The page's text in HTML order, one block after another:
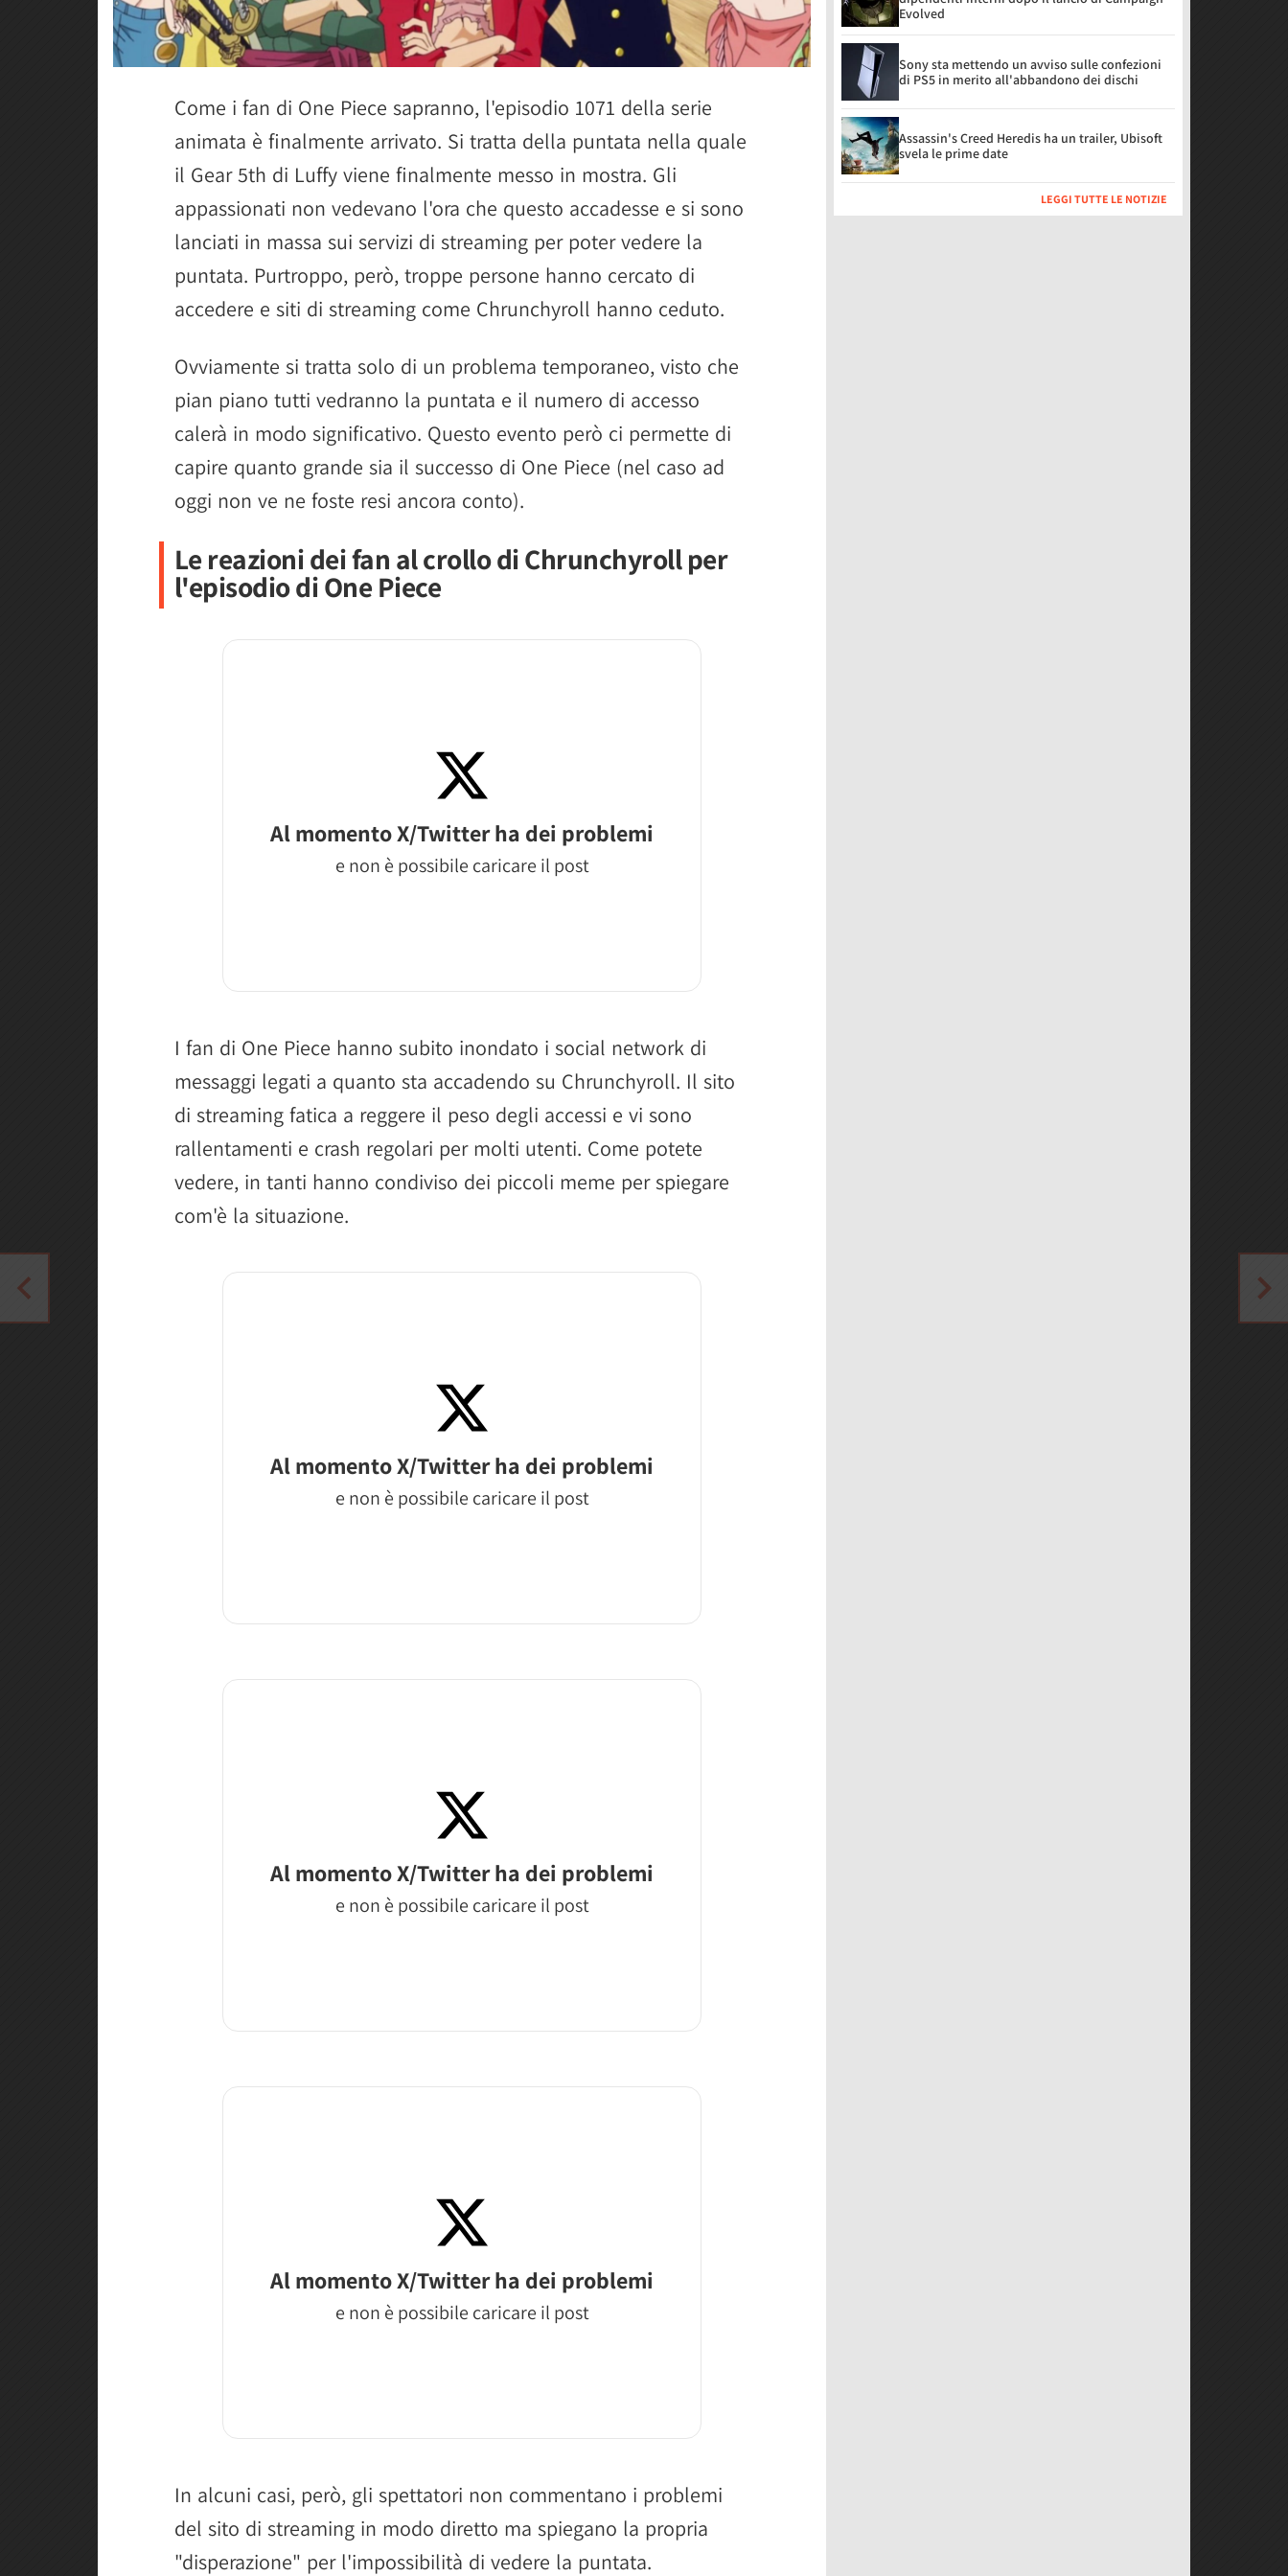
Come i fan di One Piece sapranno, l'episodio 1071 della serie
animata è finalmente arrivato. Si tratta della puntata nella quale
il Gear 5th di Luffy viene finalmente messo in mostra. Gli
appassionati non vedevano l'ora che questo accadesse e si sono
lanciati in massa sui servizi di streaming per poter vedere la
puntata. Purtroppo, però, troppe persone hanno cercato di
accedere e siti di streaming come Chrunchyroll hanno ceduto.
Ovviamente si tratta solo di un problema temporaneo, visto che
pian piano tutti vedranno la puntata e il numero di accesso
calerà in modo significativo. Questo evento però ci permette di
capire quanto grande sia il successo di One Piece (nel caso ad
oggi non ve ne foste resi ancora conto).
Le reazioni dei fan al crollo di Chrunchyroll per
l'episodio di One Piece
Al momento X/Twitter ha dei problemi
e non è possibile caricare il post
I fan di One Piece hanno subito inondato i social network di
messaggi legati a quanto sta accadendo su Chrunchyroll. Il sito
di streaming fatica a reggere il peso degli accessi e vi sono
rallentamenti e crash regolari per molti utenti. Come potete
vedere, in tanti hanno condiviso dei piccoli meme per spiegare
com'è la situazione.
Al momento X/Twitter ha dei problemi
e non è possibile caricare il post
Al momento X/Twitter ha dei problemi
e non è possibile caricare il post
Al momento X/Twitter ha dei problemi
e non è possibile caricare il post
In alcuni casi, però, gli spettatori non commentano i problemi
del sito di streaming in modo diretto ma spiegano la propria
"disperazione" per l'impossibilità di vedere la puntata.
Evolved
Sony sta mettendo un avviso sulle confezioni
di PS5 in merito all'abbandono dei dischi
Assassin's Creed Heredis ha un trailer, Ubisoft
svela le prime date
LEGGI TUTTE LE NOTIZIE